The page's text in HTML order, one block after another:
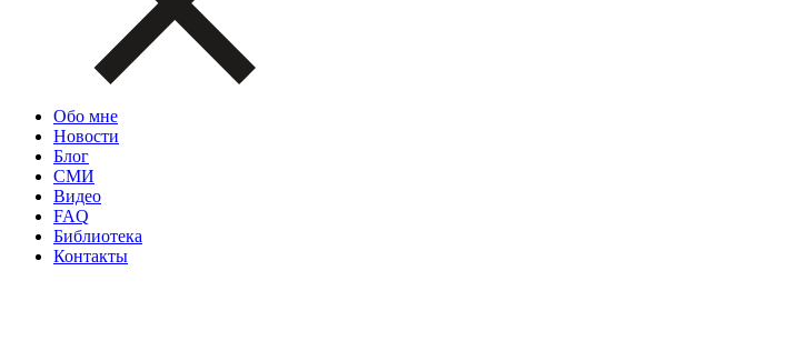
Обо мне
Новости
Блог
СМИ
Видео
FAQ
Библиотека
Контакты